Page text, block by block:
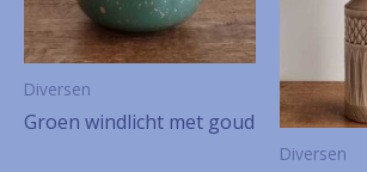
Diversen
Groen windlicht met goud
Diversen